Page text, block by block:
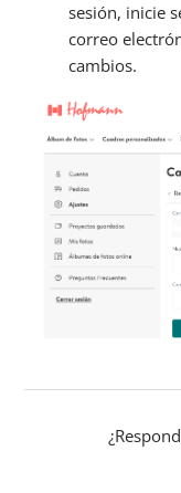
sesión, inicie
correo
cambios.